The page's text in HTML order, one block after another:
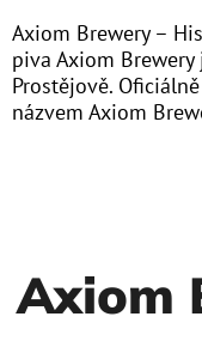
Axiom Brewery –
piva Axiom
Prostějově.
názvem Axiom
Axiom